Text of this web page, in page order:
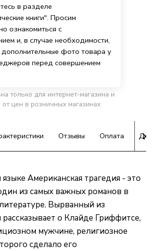
в разделе
книги". Просим
ознакомиться с
и, в случае необходимости,
дополнительные фото товара у
перед совершением
только для интернет-магазина и
цен в розничных магазинах
Отзывы Оплата
Американская трагедия - это
из самых важных романов в
Вырванный из
рассказывает о Клайде Гриффитсе,
мужчине, религиозное
сделало его